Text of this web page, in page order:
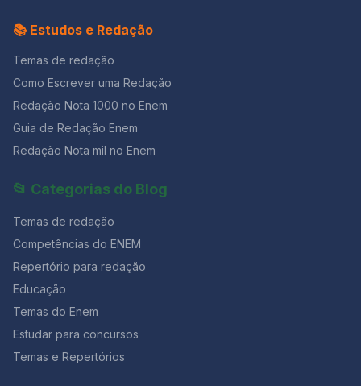
📚 Estudos e Redação
Temas de redação
Como Escrever uma Redação
Redação Nota 1000 no Enem
Guia de Redação Enem
Redação Nota mil no Enem
📂 Categorias do Blog
Temas de redação
Competências do ENEM
Repertório para redação
Educação
Temas do Enem
Estudar para concursos
Temas e Repertórios